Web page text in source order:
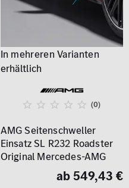
(0)
AMG Seitenschweller
Einsatz SL R232 Roadster
Original Mercedes-AMG
ab 549,43 €